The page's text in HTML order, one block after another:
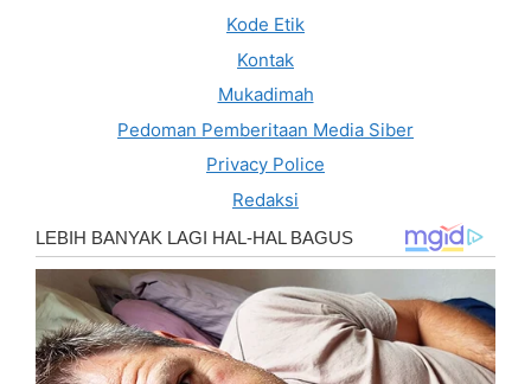
Kode Etik
Kontak
Mukadimah
Pedoman Pemberitaan Media Siber
Privacy Police
Redaksi